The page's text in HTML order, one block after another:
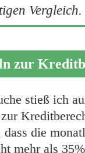
Vergleich.
zur
stieß ich
dass die
mehr als